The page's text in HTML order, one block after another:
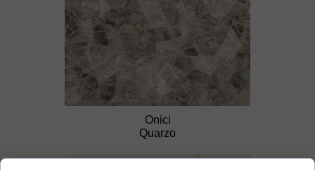
Onici
Quarzo